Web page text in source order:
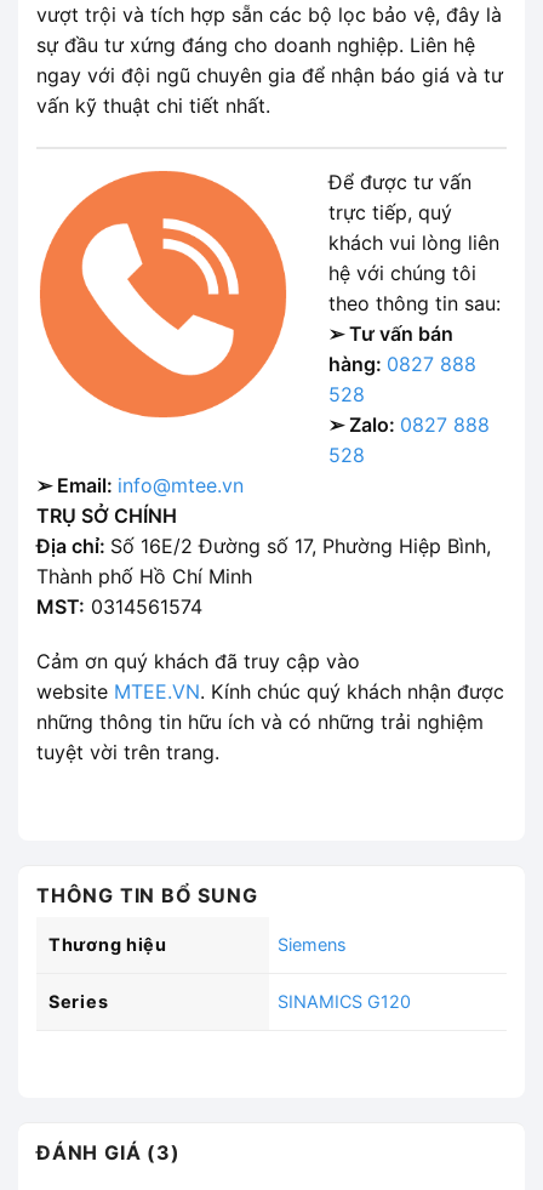
vượt trội và tích hợp sẵn các bộ lọc bảo vệ, đây là
sự đầu tư xứng đáng cho doanh nghiệp. Liên hệ
ngay với đội ngũ chuyên gia để nhận báo giá và tư
vấn kỹ thuật chi tiết nhất.
Để được tư vấn
trực tiếp, quý
khách vui lòng liên
hệ với chúng tôi
theo thông tin sau:
➢ Tư vấn bán
hàng: 0827 888
528
➢ Zalo: 0827 888
528
➢ Email: info@mtee.vn
TRỤ SỞ CHÍNH
Địa chỉ: Số 16E/2 Đường số 17, Phường Hiệp Bình,
Thành phố Hồ Chí Minh
MST: 0314561574
Cảm ơn quý khách đã truy cập vào
website MTEE.VN. Kính chúc quý khách nhận được
những thông tin hữu ích và có những trải nghiệm
tuyệt vời trên trang.
THÔNG TIN BỔ SUNG
Thương hiệu Siemens
Series SINAMICS G120
ĐÁNH GIÁ (3)